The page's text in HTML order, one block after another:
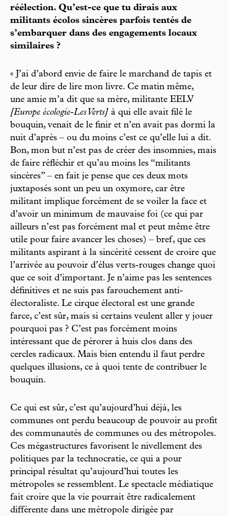
réélection. Qu’est-ce que tu dirais aux
militants écolos sincères parfois tentés de
s’embarquer dans des engagements locaux
similaires ?
« J’ai d’abord envie de faire le marchand de tapis et
de leur dire de lire mon livre. Ce matin même,
une amie m’a dit que sa mère, militante EELV
[Europe écologie-Les Verts] à qui elle avait filé le
bouquin, venait de le finir et n’en avait pas dormi la
nuit d’après – ou du moins c’est ce qu’elle lui a dit.
Bon, mon but n’est pas de créer des insomnies, mais
de faire réfléchir et qu’au moins les “militants
sincères” – en fait je pense que ces deux mots
juxtaposés sont un peu un oxymore, car être
militant implique forcément de se voiler la face et
d’avoir un minimum de mauvaise foi (ce qui par
ailleurs n’est pas forcément mal et peut même être
utile pour faire avancer les choses) – bref, que ces
militants aspirant à la sincérité cessent de croire que
l’arrivée au pouvoir d’élus verts-rouges change quoi
que ce soit d’important. Je n’aime pas les sentences
définitives et ne suis pas farouchement anti-
électoraliste. Le cirque électoral est une grande
farce, c’est sûr, mais si certains veulent aller y jouer
pourquoi pas ? C’est pas forcément moins
intéressant que de pérorer à huis clos dans des
cercles radicaux. Mais bien entendu il faut perdre
quelques illusions, ce à quoi tente de contribuer le
bouquin.
Ce qui est sûr, c’est qu’aujourd’hui déjà, les
communes ont perdu beaucoup de pouvoir au profit
des communautés de communes ou des métropoles.
Ces mégastructures favorisent le nivellement des
politiques par la technocratie, ce qui a pour
principal résultat qu’aujourd’hui toutes les
métropoles se ressemblent. Le spectacle médiatique
fait croire que la vie pourrait être radicalement
différente dans une métropole dirigée par